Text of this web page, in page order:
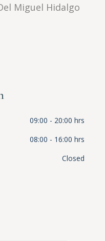
Miguel Hidalgo
09:00 - 20:00 hrs
08:00 - 16:00 hrs
Closed